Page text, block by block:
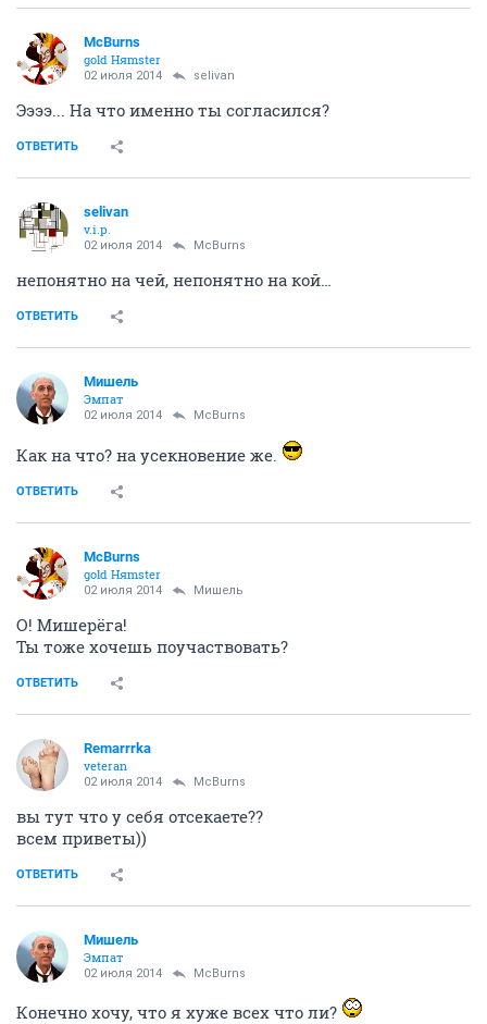
McBurns
gold Няmster
02 июля 2014 selivan
Ээээ... На что именно ты согласился?
ОТВЕТИТЬ
selivan
v.i.p.
02 июля 2014 McBurns
непонятно на чей, непонятно на кой…
ОТВЕТИТЬ
Мишель
Эмпат
02 июля 2014 McBurns
Как на что? на усекновение же.
ОТВЕТИТЬ
McBurns
gold Няmster
02 июля 2014 Мишель
О! Мишерёга!
Ты тоже хочешь поучаствовать?
ОТВЕТИТЬ
Remarrrka
veteran
02 июля 2014 McBurns
вы тут что у себя отсекаете??
всем приветы))
ОТВЕТИТЬ
Мишель
Эмпат
02 июля 2014 McBurns
Конечно хочу, что я хуже всех что ли?